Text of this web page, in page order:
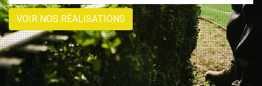
VOIR NOS RÉALISATIONS